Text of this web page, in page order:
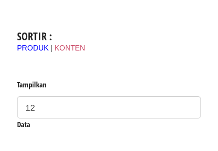
SORTIR :
PRODUK KONTEN
Tampilkan
Data